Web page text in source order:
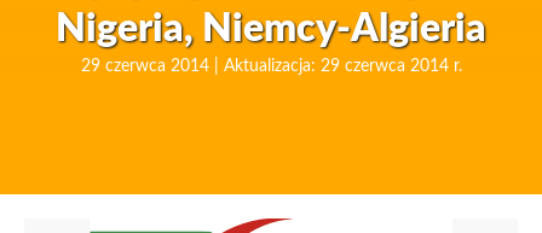
Nigeria, Niemcy-Algieria
29 czerwca 2014 | Aktualizacja: 29 czerwca 2014 r.